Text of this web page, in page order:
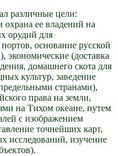
различные цели:
охрана ее владений на
орудий для
основание русской
(доставка
домашнего скота для
культур, заведение
странами),
права на земли,
на Тихом океане, путем
с изображением
точнейших карт,
исследований, изучение